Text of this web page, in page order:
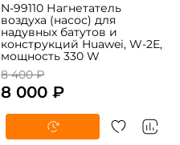
N-99110 Нагнетатель
воздуха (насос) для
надувных батутов и
конструкций Huawei, W-2E,
мощность 330 W
8 400 ₽
8 000 ₽